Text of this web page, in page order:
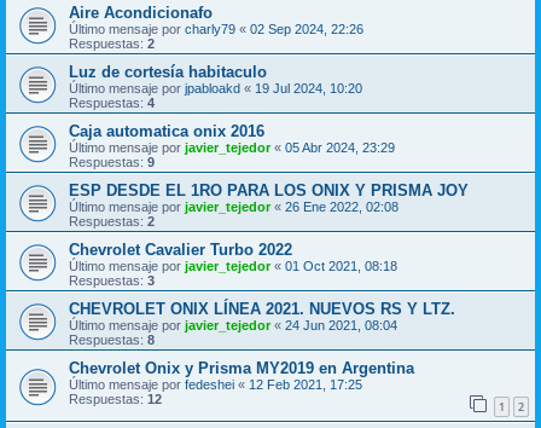
Aire Acondicionafo
Último mensaje por charly79 « 02 Sep 2024, 22:26
Respuestas: 2
Luz de cortesía habitaculo
Último mensaje por jpabloakd « 19 Jul 2024, 10:20
Respuestas: 4
Caja automatica onix 2016
Último mensaje por javier_tejedor« 05 Abr 2024, 23:29
Respuestas: 9
ESP DESDE EL 1RO PARA LOS ONIX Y PRISMA JOY
Último mensaje por javier_tejedor« 26 Ene 2022, 02:08
Respuestas: 2
Chevrolet Cavalier Turbo 2022
Último mensaje por javier_tejedor« 01 Oct 2021, 08:18
Respuestas: 3
CHEVROLET ONIX LÍNEA 2021. NUEVOS RS Y LTZ.
Último mensaje por javier_tejedor« 24 Jun 2021, 08:04
Respuestas: 8
Chevrolet Onix y Prisma MY2019 en Argentina
Último mensaje por fedeshei « 12 Feb 2021, 17:25
Respuestas: 12 1 2